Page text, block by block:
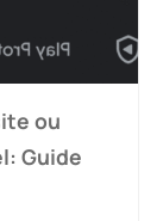
ou
Guide